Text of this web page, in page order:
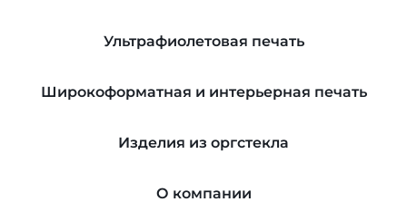
Ультрафиолетовая печать
Широкоформатная и интерьерная печать
Изделия из оргстекла
О компании